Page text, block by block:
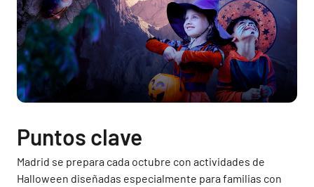
Puntos clave
Madrid se prepara cada octubre con actividades de
Halloween diseñadas especialmente para familias con